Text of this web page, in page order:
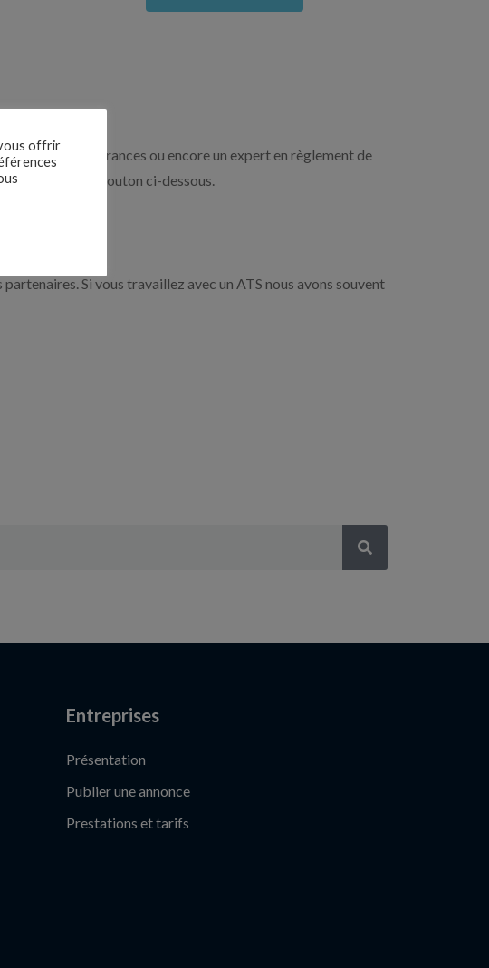
courtier en assurances ou encore un expert en règlement de
cliquant sur le bouton ci-dessous.
Si vous travaillez avec un ATS nous avons souvent
Entreprises
Présentation
Publier une annonce
Prestations et tarifs
offrir